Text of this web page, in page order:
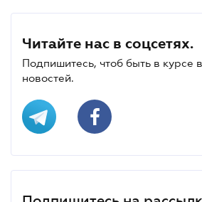
Читайте нас в соцсетях.
Подпишитесь, чтоб быть в курсе
новостей.